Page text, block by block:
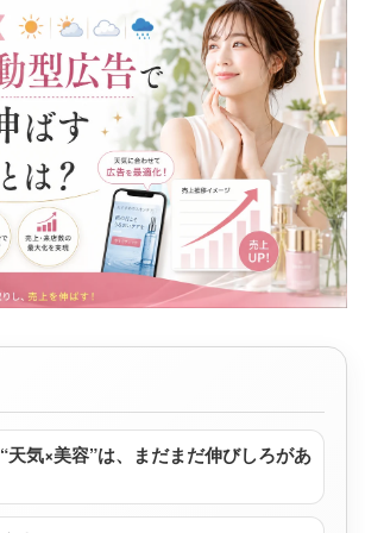
天気×美容”は、まだまだ伸びしろがあ